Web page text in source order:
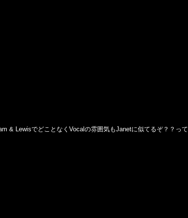
& LewisでどことなくVocalの雰囲気もJanetに似てるぞ？？って